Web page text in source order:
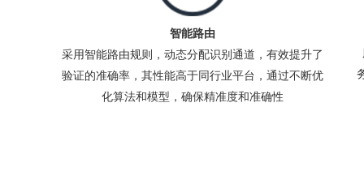
智能路由
采用智能路由规则，动态分配识别通道，有效提升了
验证的准确率，其性能高于同行业平台，通过不断优
化算法和模型，确保精准度和准确性